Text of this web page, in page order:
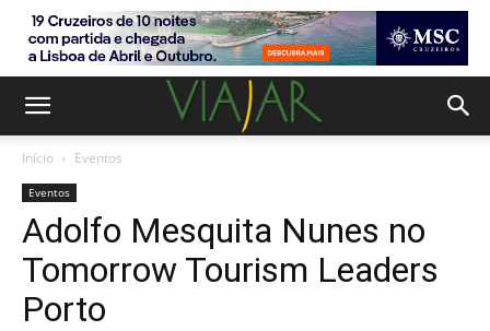
Início Eventos
Eventos
Adolfo Mesquita Nunes no
Tomorrow Tourism Leaders
Porto